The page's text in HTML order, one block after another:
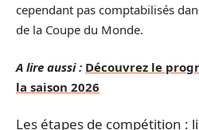
cependant pas comptabilisés
de la Coupe du Monde.
A lire aussi : Découvrez le
la saison 2026
Les étapes de compétition :